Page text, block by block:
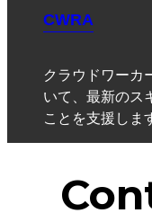
CWRA
クラウドワーカ
いて、最新のス
ことを支援しま